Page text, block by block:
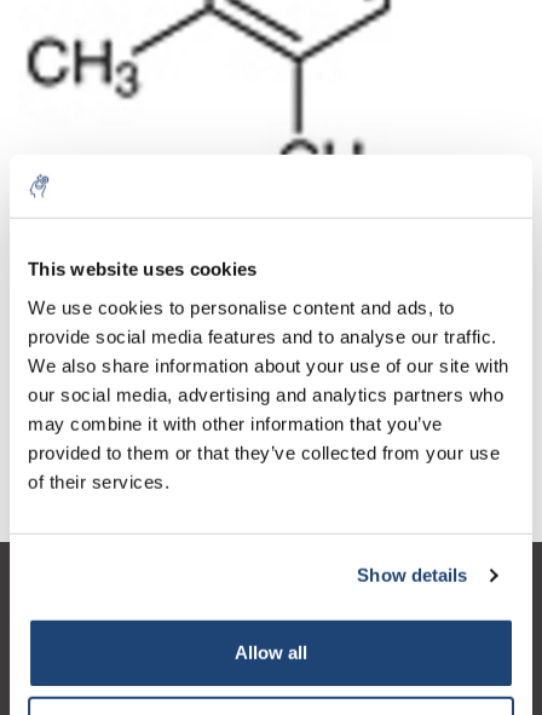
This website uses cookies
We use cookies to personalise content and ads, to
provide social media features and to analyse our traffic.
We also share information about your use of our site with
our social media, advertising and analytics partners who
may combine it with other information that you’ve
provided to them or that they’ve collected from your use
of their services.
Show details
Allow all
Aantal Product
1 Stuk
€64,86
€78,48 Meer
Toevoegen aan winkelwagen
Informatie
Contactgegevens